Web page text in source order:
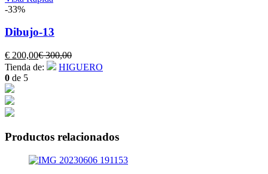
-33%
Dibujo-13
€ 200,00El
precio
€300,00El
precio
Tienda de:
HIGUERO
0 de 5
Productos relacionados